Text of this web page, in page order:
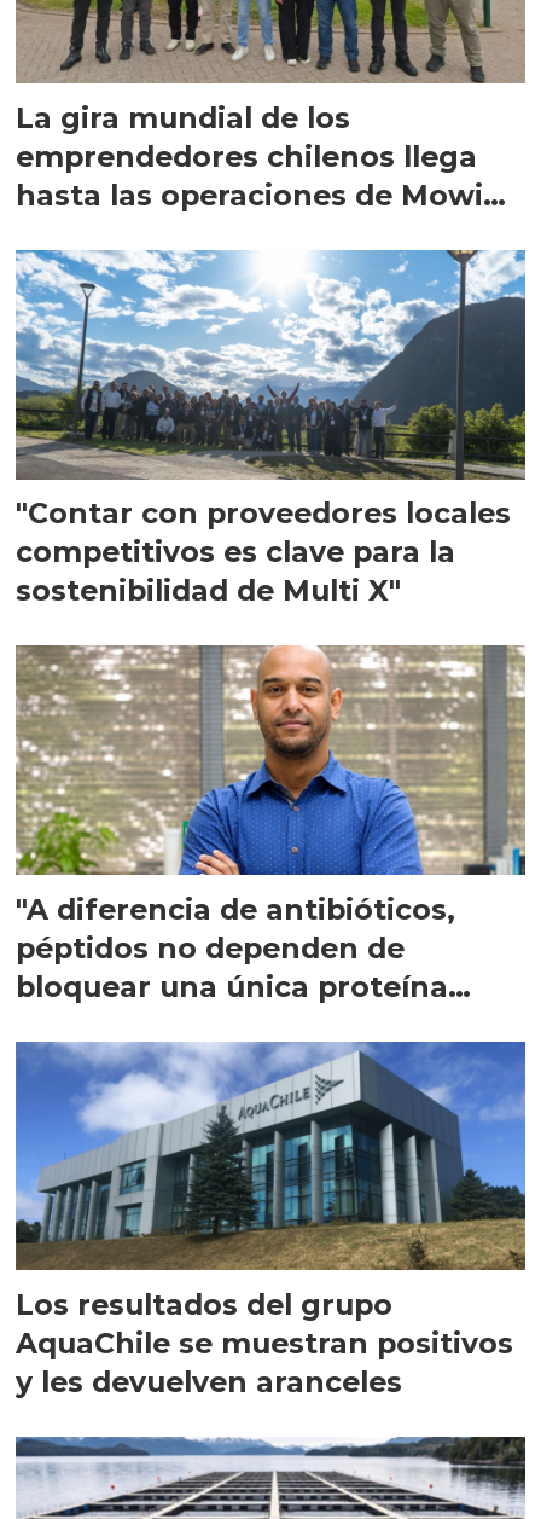
La gira mundial de los
emprendedores chilenos llega
hasta las operaciones de Mowi
"Contar con proveedores locales
competitivos es clave para la
sostenibilidad de Multi X"
"A diferencia de antibióticos,
péptidos no dependen de
bloquear una única proteína
Los resultados del grupo
AquaChile se muestran positivos
y les devuelven aranceles